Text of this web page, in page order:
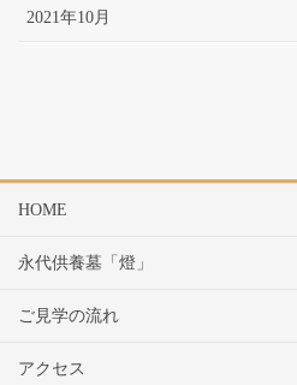
2021年10月
HOME
永代供養墓「燈」
ご見学の流れ
アクセス